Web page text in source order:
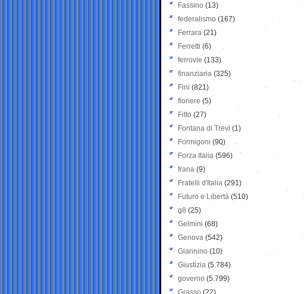
Fassino (13)
federalismo (167)
Ferrara (21)
Ferretti (6)
ferrovie (133)
finanziaria (325)
Fini (821)
fioriere (5)
Fitto (27)
Fontana di Trevi (1)
Formigoni (90)
Forza Italia (596)
frana (9)
Fratelli d'Italia (291)
Futuro e Libertà (510)
g8 (25)
Gelmini (68)
Genova (542)
Giannino (10)
Giustizia (5.784)
governo (5.799)
Grasso (22)